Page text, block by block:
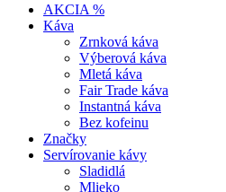
AKCIA %
Káva
Zrnková káva
Výberová káva
Mletá káva
Fair Trade káva
Instantná káva
Bez kofeinu
Značky
Servírovanie kávy
Sladidlá
Mlieko